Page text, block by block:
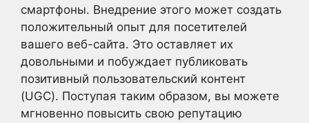
смартфоны. Внедрение этого может создать
положительный опыт для посетителей
вашего веб-сайта. Это оставляет их
довольными и побуждает публиковать
позитивный пользовательский контент
(UGC). Поступая таким образом, вы можете
мгновенно повысить свою репутацию